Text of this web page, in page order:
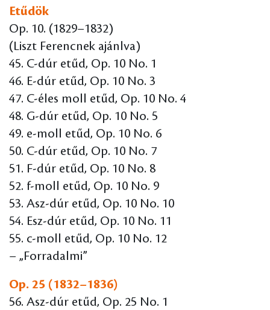
Etűdök
Op. 10. (1829–1832)
(Liszt Ferencnek ajánlva)
45. C-dúr etűd, Op. 10 No. 1
46. E-dúr etűd, Op. 10 No. 3
47. C-éles moll etűd, Op. 10 No. 4
48. G-dúr etűd, Op. 10 No. 5
49. e-moll etűd, Op. 10 No. 6
50. C-dúr etűd, Op. 10 No. 7
51. F-dúr etűd, Op. 10 No. 8
52. f-moll etűd, Op. 10 No. 9
53. Asz-dúr etűd, Op. 10 No. 10
54. Esz-dúr etűd, Op. 10 No. 11
55. c-moll etűd, Op. 10 No. 12
– „Forradalmi”
Op. 25 (1832–1836)
56. Asz-dúr etűd, Op. 25 No. 1